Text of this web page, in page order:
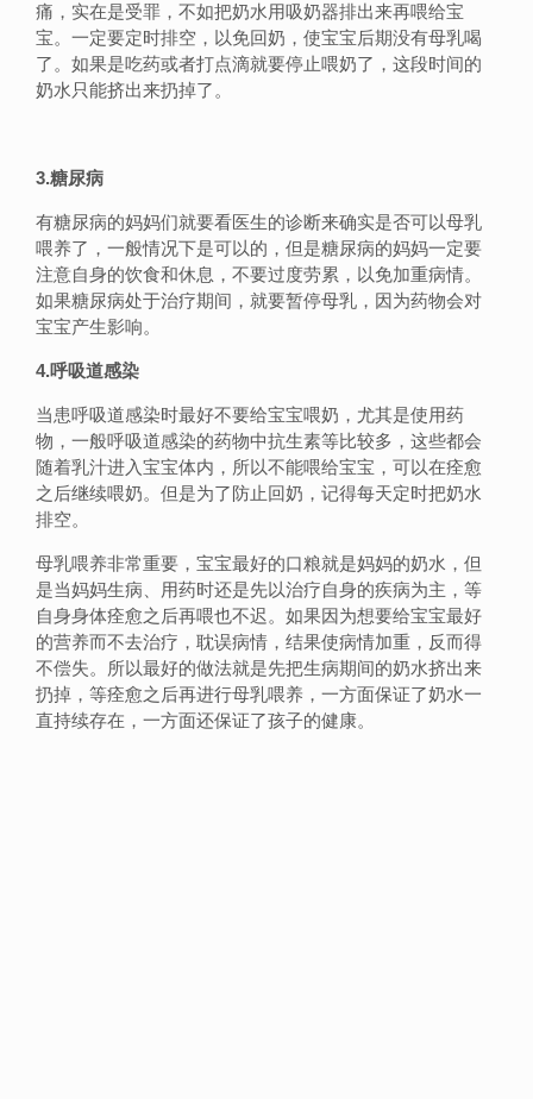
痛，实在是受罪，不如把奶水用吸奶器排出来再喂给宝
宝。一定要定时排空，以免回奶，使宝宝后期没有母乳喝
了。如果是吃药或者打点滴就要停止喂奶了，这段时间的
奶水只能挤出来扔掉了。
3.糖尿病
有糖尿病的妈妈们就要看医生的诊断来确实是否可以母乳
喂养了，一般情况下是可以的，但是糖尿病的妈妈一定要
注意自身的饮食和休息，不要过度劳累，以免加重病情。
如果糖尿病处于治疗期间，就要暂停母乳，因为药物会对
宝宝产生影响。
4.呼吸道感染
当患呼吸道感染时最好不要给宝宝喂奶，尤其是使用药
物，一般呼吸道感染的药物中抗生素等比较多，这些都会
随着乳汁进入宝宝体内，所以不能喂给宝宝，可以在痊愈
之后继续喂奶。但是为了防止回奶，记得每天定时把奶水
排空。
母乳喂养非常重要，宝宝最好的口粮就是妈妈的奶水，但
是当妈妈生病、用药时还是先以治疗自身的疾病为主，等
自身身体痊愈之后再喂也不迟。如果因为想要给宝宝最好
的营养而不去治疗，耽误病情，结果使病情加重，反而得
不偿失。所以最好的做法就是先把生病期间的奶水挤出来
扔掉，等痊愈之后再进行母乳喂养，一方面保证了奶水一
直持续存在，一方面还保证了孩子的健康。